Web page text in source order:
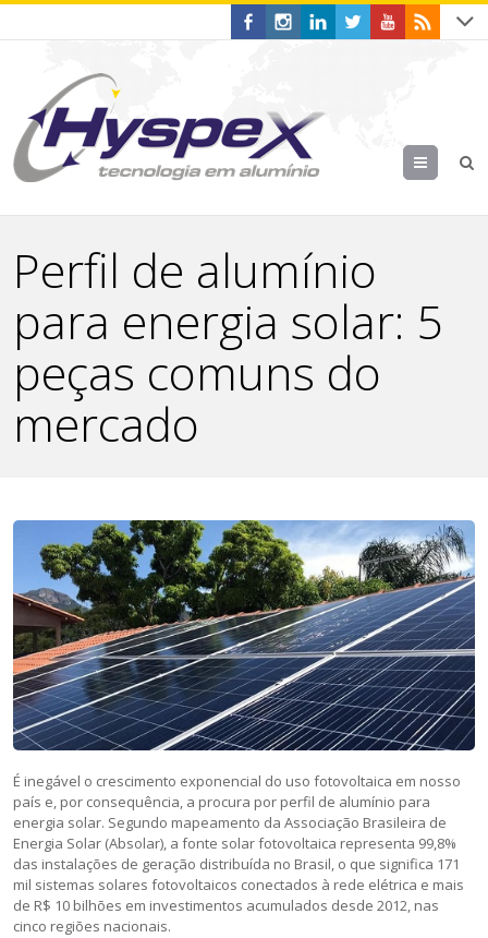
Menu
Perfil de alumínio
para energia solar: 5
peças comuns do
mercado
É inegável o crescimento exponencial do uso fotovoltaica em nosso
país e, por consequência, a procura por perfil de alumínio para
energia solar. Segundo mapeamento da Associação Brasileira de
Energia Solar (Absolar), a fonte solar fotovoltaica representa 99,8%
das instalações de geração distribuída no Brasil, o que significa 171
mil sistemas solares fotovoltaicos conectados à rede elétrica e mais
de R$ 10 bilhões em investimentos acumulados desde 2012, nas
cinco regiões nacionais.